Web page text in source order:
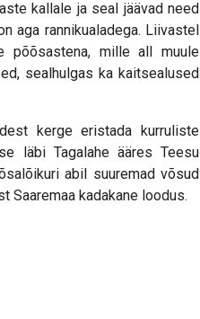
kallale ja seal jäävad need
aga rannikualadega. Liivastel
põõsastena, mille all muule
sealhulgas ka kaitsealused
kerge eristada kurruliste
läbi Tagalahe ääres Teesu
abil suuremad võsud
Saaremaa kadakane loodus.